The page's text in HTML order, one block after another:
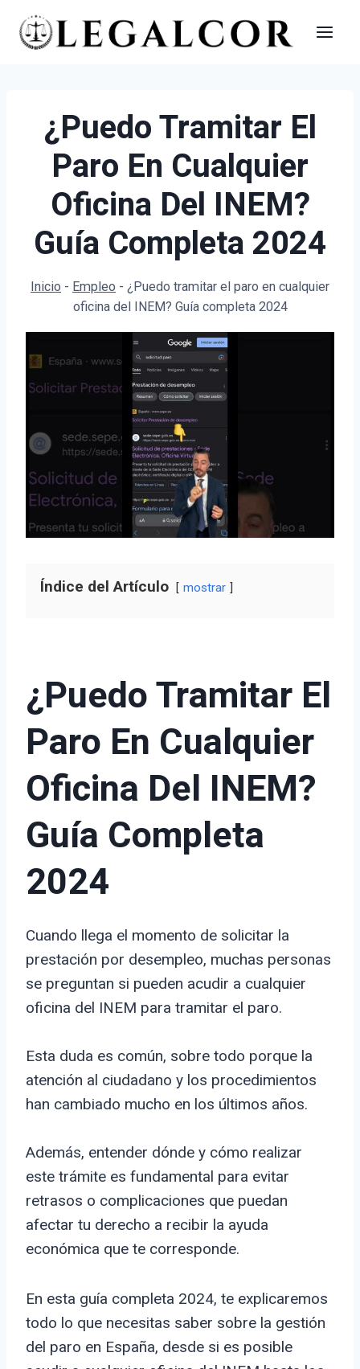
Saltar
¿Puedo Tramitar El
Paro En Cualquier
Oficina Del INEM?
Guía Completa 2024
Inicio - Empleo - ¿Puedo tramitar el paro en cualquier
oficina del INEM? Guía completa 2024
Índice del Artículo mostrar
¿Puedo Tramitar El
Paro En Cualquier
Oficina Del INEM?
Guía Completa
2024
Cuando llega el momento de solicitar la
prestación por desempleo, muchas personas
se preguntan si pueden acudir a cualquier
oficina del INEM para tramitar el paro.
Esta duda es común, sobre todo porque la
atención al ciudadano y los procedimientos
han cambiado mucho en los últimos años.
Además, entender dónde y cómo realizar
este trámite es fundamental para evitar
retrasos o complicaciones que puedan
afectar tu derecho a recibir la ayuda
económica que te corresponde.
En esta guía completa 2024, te explicaremos
todo lo que necesitas saber sobre la gestión
del paro en España, desde si es posible